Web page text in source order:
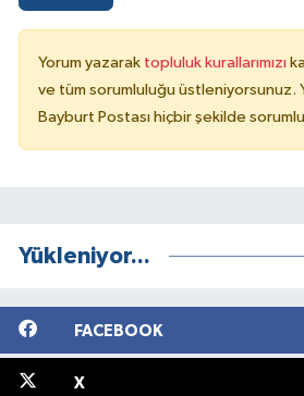
Yorum yazarak topluluk kurallarımızı
ve tüm sorumluluğu üstleniyorsunuz.
Bayburt Postası hiçbir şekilde
Yükleniyor...
FACEBOOK
X